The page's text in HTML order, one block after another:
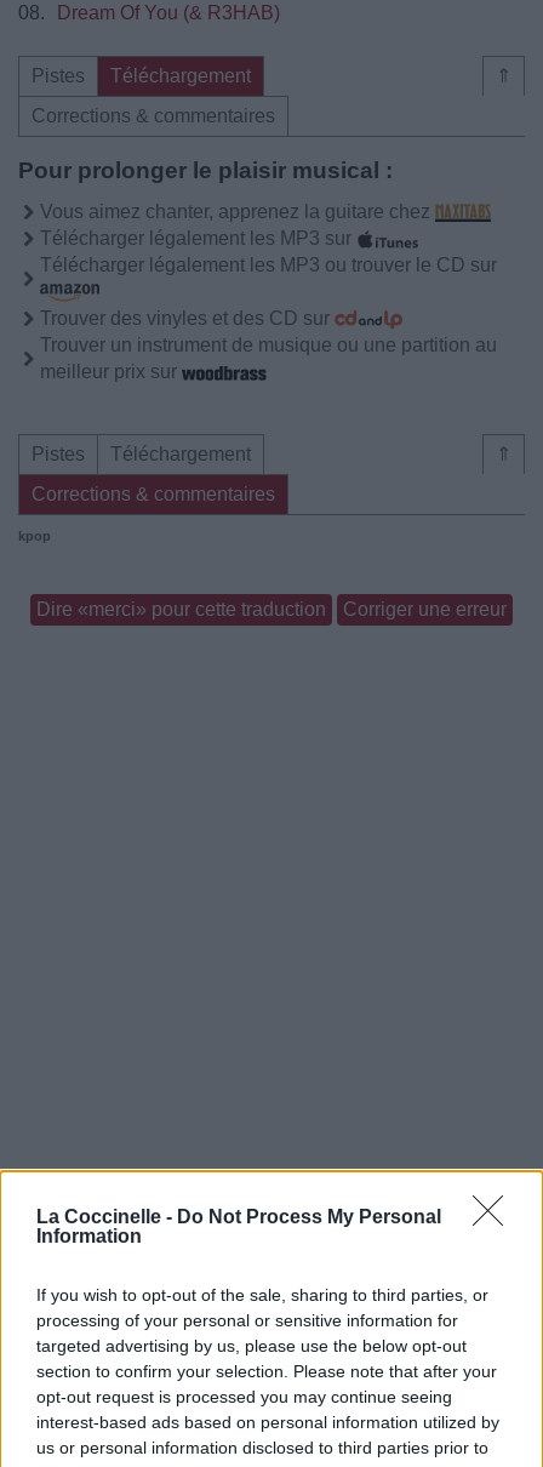
La Coccinelle - Do Not Process My Personal
Information
If you wish to opt-out of the sale, sharing to third parties, or
processing of your personal or sensitive information for
targeted advertising by us, please use the below opt-out
section to confirm your selection. Please note that after your
opt-out request is processed you may continue seeing
interest-based ads based on personal information utilized by
us or personal information disclosed to third parties prior to
08.
Dream Of You (& R3HAB)
⇑
Pistes
Téléchargement
Corrections & commentaires
Pour prolonger le plaisir musical :
Vous aimez chanter, apprenez la guitare chez
Télécharger légalement les MP3 sur
Télécharger légalement les MP3 ou trouver le CD sur
Trouver des vinyles et des CD sur
Trouver un instrument de musique ou une partition au
meilleur prix sur
⇑
Pistes
Téléchargement
Corrections & commentaires
kpop
Dire «merci» pour cette traduction Corriger une erreur